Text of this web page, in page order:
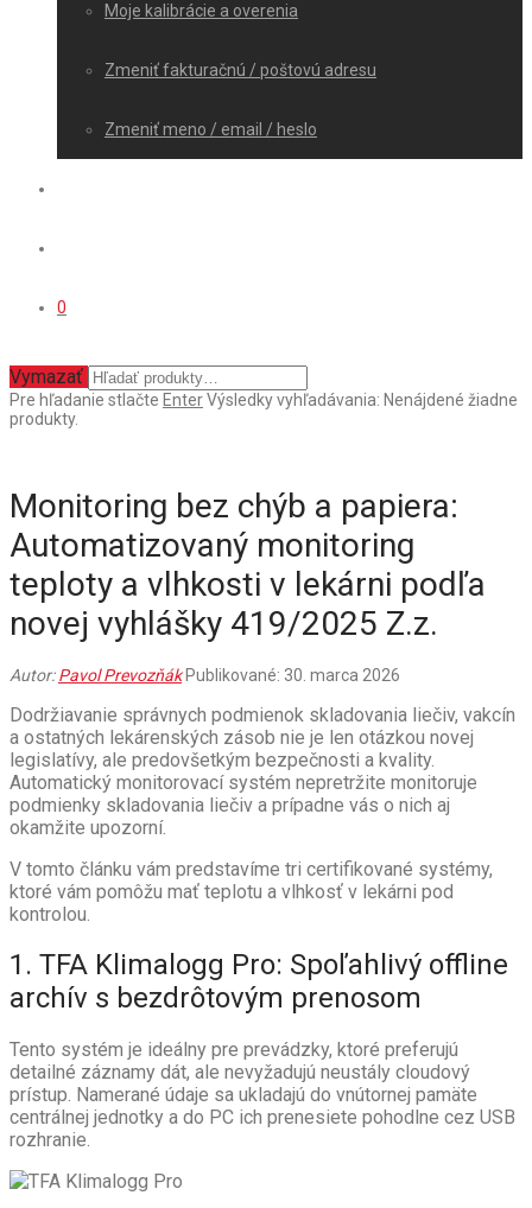
Moje kalibrácie a overenia
Zmeniť fakturačnú / poštovú adresu
Zmeniť meno / email / heslo
0
Vymazať
Pre hľadanie stlačte EnterVýsledky vyhľadávania: Nenájdené žiadne
produkty.
Monitoring bez chýb a papiera:
Automatizovaný monitoring
teploty a vlhkosti v lekárni podľa
novej vyhlášky 419/2025 Z.z.
Autor:Pavol PrevozňákPublikované: 30. marca 2026
Dodržiavanie správnych podmienok skladovania liečiv, vakcín
a ostatných lekárenských zásob nie je len otázkou novej
legislatívy, ale predovšetkým bezpečnosti a kvality.
Automatický monitorovací systém nepretržite monitoruje
podmienky skladovania liečiv a prípadne vás o nich aj
okamžite upozorní.
V tomto článku vám predstavíme tri certifikované systémy,
ktoré vám pomôžu mať teplotu a vlhkosť v lekárni pod
kontrolou.
1. TFA Klimalogg Pro: Spoľahlivý offline
archív s bezdrôtovým prenosom
Tento systém je ideálny pre prevádzky, ktoré preferujú
detailné záznamy dát, ale nevyžadujú neustály cloudový
prístup. Namerané údaje sa ukladajú do vnútornej pamäte
centrálnej jednotky a do PC ich prenesiete pohodlne cez USB
rozhranie.